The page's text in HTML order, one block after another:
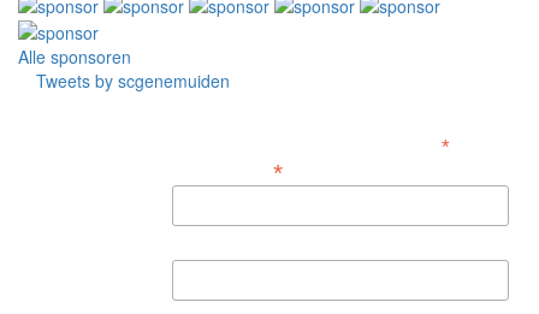
Alle sponsoren
Tweets by scgenemuiden
*Verplicht
E-mailadres*